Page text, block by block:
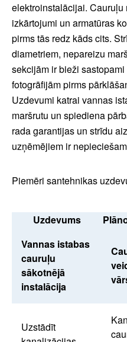
elektroinstalācijai.
izkārtojumi un armatūras
pirms tās redz kāds cits.
diametriem, nepareizu
sekcijām ir bieži
fotogrāfijām pirms
Uzdevumi katrai vannas
maršrutu un spiediena
rada garantijas un strīdu
uzņēmējiem ir
Piemēri santehnikas
Uzdevums
Vannas istabas
cauruļu
sākotnējā
instalācija
Uzstādīt